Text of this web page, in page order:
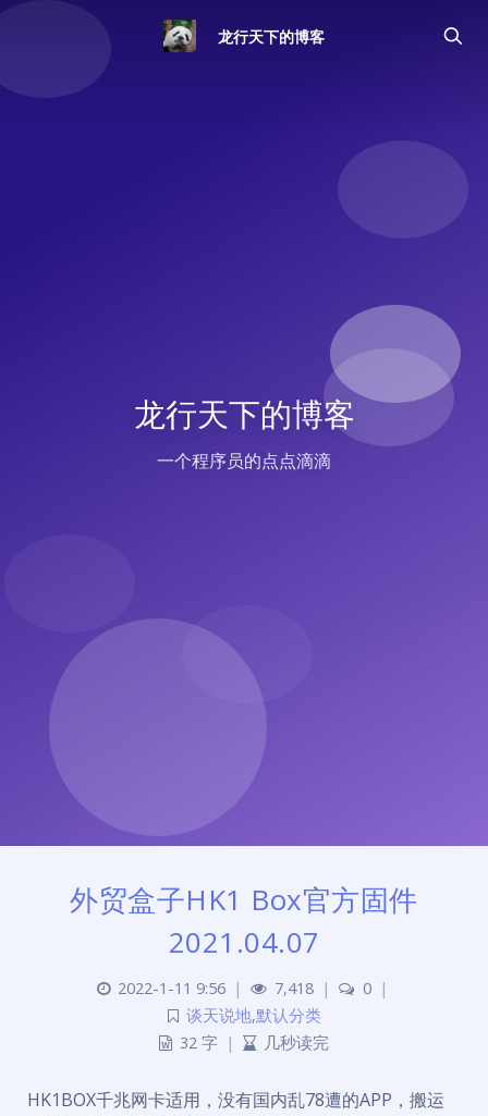
龙行天下的博客
龙行天下的博客
一个程序员的点点滴滴
外贸盒子HK1 Box官方固件
2021.04.07
2022-1-11 9:56 | 7,418 | 0
|
谈天说地,默认分类
32 字 | 几秒读完
HK1BOX千兆网卡适用，没有国内乱78遭的APP，搬运